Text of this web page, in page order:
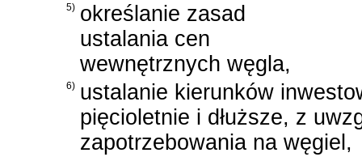
5) określanie zasad
ustalania cen
wewnętrznych węgla,
6) ustalanie kierunków
pięcioletnie i dłuższe, z
zapotrzebowania na węgiel,